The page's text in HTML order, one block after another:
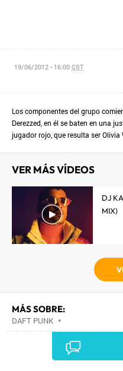
19/06/2012 - 16:00CST
Los componentes del grupo
Derezzed, en él se baten en una
jugador rojo, que resulta ser
VER MÁS VÍDEOS
DJ
MIX)
MÁS SOBRE:
DAFT PUNK •